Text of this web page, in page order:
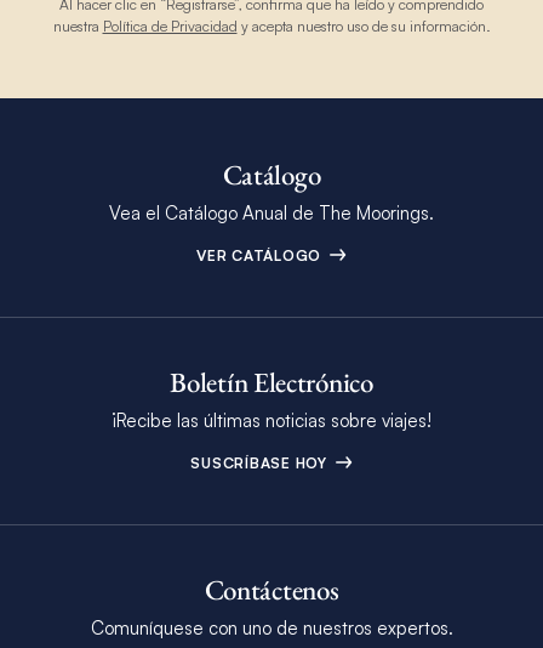
Al hacer clic en “Registrarse”, confirma que ha leído y comprendido
nuestra Política de Privacidad y acepta nuestro uso de su información.
Catálogo
Vea el Catálogo Anual de The Moorings.
VER CATÁLOGO
Boletín Electrónico
¡Recibe las últimas noticias sobre viajes!
SUSCRÍBASE HOY
Contáctenos
Comuníquese con uno de nuestros expertos.